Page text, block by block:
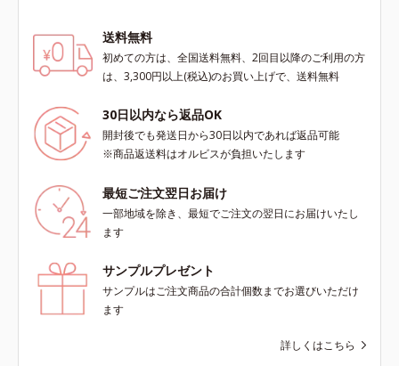
送料無料
初めての方は、全国送料無料、2回目以降のご利用の方
は、3,300円以上(税込)のお買い上げで、送料無料
30日以内なら返品OK
開封後でも発送日から30日以内であれば返品可能
※商品返送料はオルビスが負担いたします
最短ご注文翌日お届け
一部地域を除き、最短でご注文の翌日にお届けいたし
ます
サンプルプレゼント
サンプルはご注文商品の合計個数までお選びいただけ
ます
詳しくはこちら